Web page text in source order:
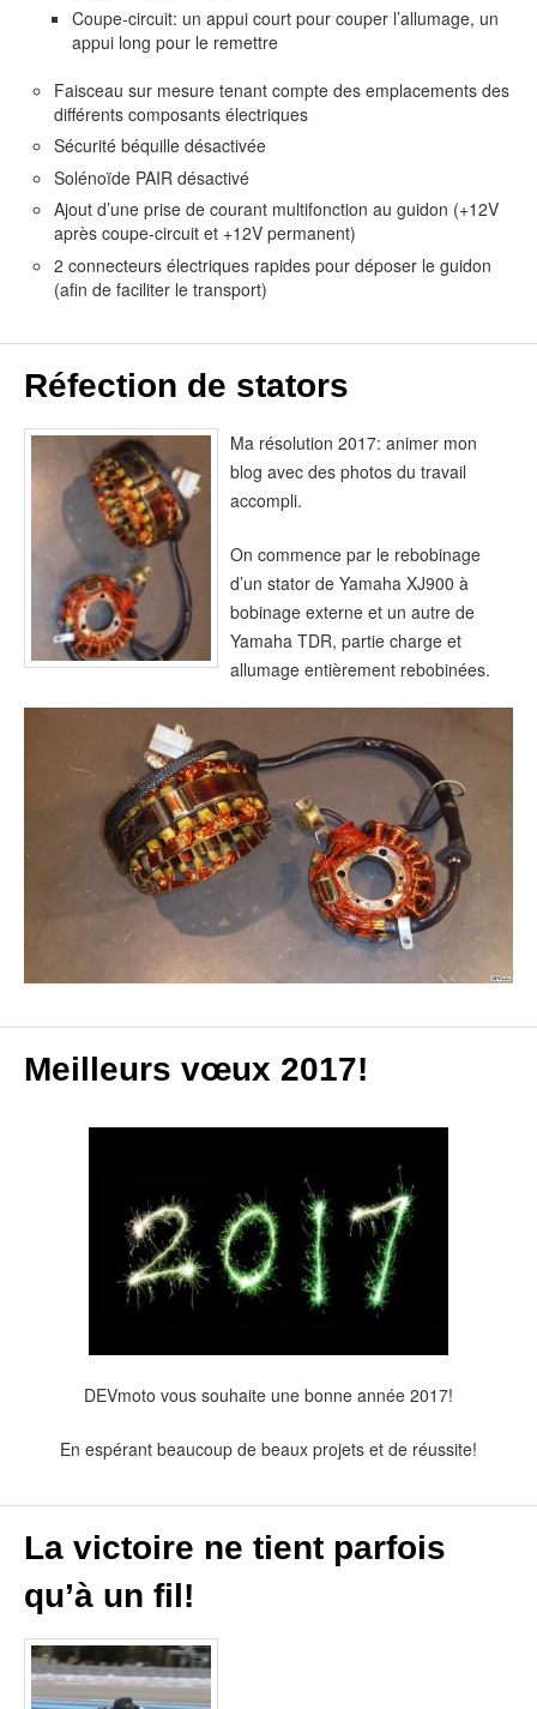
Coupe-circuit: un appui court pour couper l’allumage, un
appui long pour le remettre
Faisceau sur mesure tenant compte des emplacements des
différents composants électriques
Sécurité béquille désactivée
Solénoïde PAIR désactivé
Ajout d’une prise de courant multifonction au guidon (+12V
après coupe-circuit et +12V permanent)
2 connecteurs électriques rapides pour déposer le guidon
(afin de faciliter le transport)
Réfection de stators
Ma résolution 2017: animer mon
blog avec des photos du travail
accompli.
On commence par le rebobinage
d’un stator de Yamaha XJ900 à
bobinage externe et un autre de
Yamaha TDR, partie charge et
allumage entièrement rebobinées.
Meilleurs vœux 2017!
DEVmoto vous souhaite une bonne année 2017!
En espérant beaucoup de beaux projets et de réussite!
La victoire ne tient parfois
qu’à un fil!